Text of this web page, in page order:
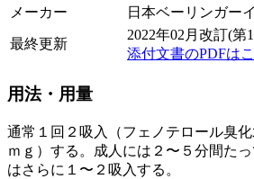
メーカー
日本ベーリンガー
最終更新
2022年02月改訂(第
添付文書のPDFは
用法・用量
通常１回２吸入（フェノテロール臭
ｍｇ）する。成人には２〜５分間た
はさらに１〜２吸入する。